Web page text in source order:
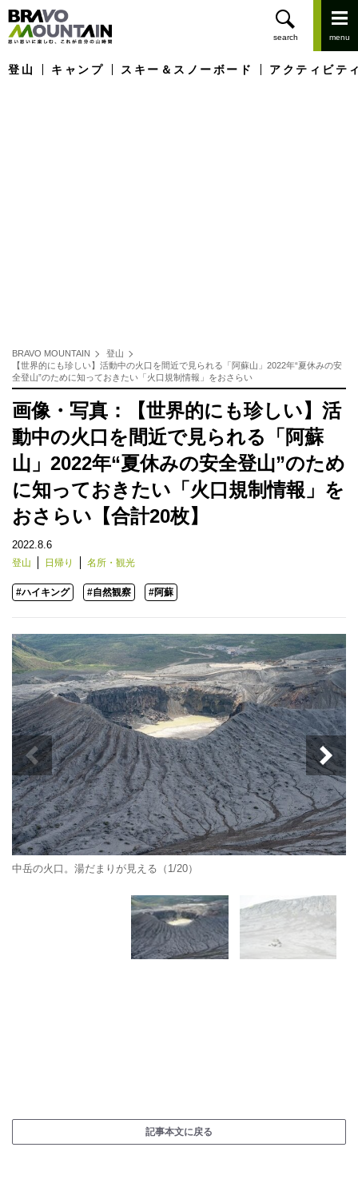
登山 キャンプ スキー＆スノーボード アクティビテ
BRAVO MOUNTAIN
登山
【世界的にも珍しい】活動中の火口を間近で見られる「阿蘇山」2022年“夏休みの安
全登山”のために知っておきたい「火口規制情報」をおさらい
画像・写真：【世界的にも珍しい】活
動中の火口を間近で見られる「阿蘇
山」2022年“夏休みの安全登山”のため
に知っておきたい「火口規制情報」を
おさらい【合計20枚】
2022.8.6
登山 日帰り 名所・観光
#ハイキング #自然観察 #阿蘇
中岳の火口。湯だまりが見える（1/20）
記事本文に戻る